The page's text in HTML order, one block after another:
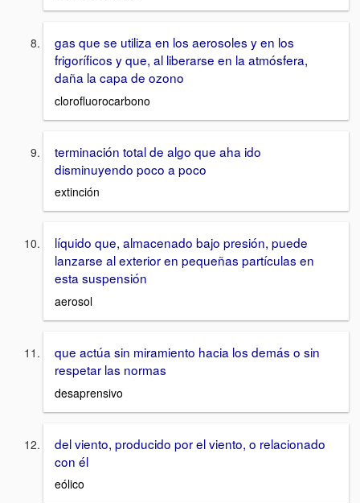
gas que se utiliza en los aerosoles y en los
frigoríficos y que, al liberarse en la atmósfera,
daña la capa de ozono
clorofluorocarbono
terminación total de algo que aha ido
disminuyendo poco a poco
extinción
líquido que, almacenado bajo presión, puede
lanzarse al exterior en pequeñas partículas en
esta suspensión
aerosol
que actúa sin miramiento hacia los demás o sin
respetar las normas
desaprensivo
del viento, producido por el viento, o relacionado
con él
eólico